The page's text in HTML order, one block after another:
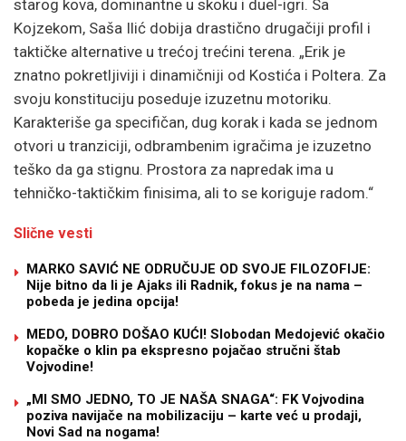
starog kova, dominantne u skoku i duel-igri. Sa
Kojzekom, Saša Ilić dobija drastično drugačiji profil i
taktičke alternative u trećoj trećini terena. „Erik je
znatno pokretljiviji i dinamičniji od Kostića i Poltera. Za
svoju konstituciju poseduje izuzetnu motoriku.
Karakteriše ga specifičan, dug korak i kada se jednom
otvori u tranziciji, odbrambenim igračima je izuzetno
teško da ga stignu. Prostora za napredak ima u
tehničko-taktičkim finisima, ali to se koriguje radom.“
Slične vesti
MARKO SAVIĆ NE ODRUČUJE OD SVOJE FILOZOFIJE:
Nije bitno da li je Ajaks ili Radnik, fokus je na nama –
pobeda je jedina opcija!
MEDO, DOBRO DOŠAO KUĆI! Slobodan Medojević okačio
kopačke o klin pa ekspresno pojačao stručni štab
Vojvodine!
„MI SMO JEDNO, TO JE NAŠA SNAGA“: FK Vojvodina
poziva navijače na mobilizaciju – karte već u prodaji,
Novi Sad na nogama!